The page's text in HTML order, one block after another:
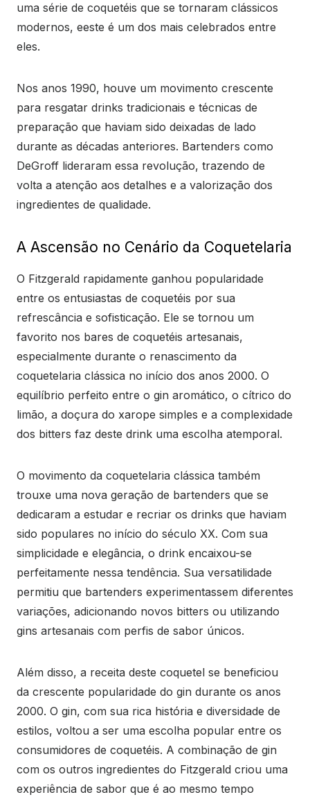
uma série de coquetéis que se tornaram clássicos
modernos, eeste é um dos mais celebrados entre
eles.
Nos anos 1990, houve um movimento crescente
para resgatar drinks tradicionais e técnicas de
preparação que haviam sido deixadas de lado
durante as décadas anteriores. Bartenders como
DeGroff lideraram essa revolução, trazendo de
volta a atenção aos detalhes e a valorização dos
ingredientes de qualidade.
A Ascensão no Cenário da Coquetelaria
O Fitzgerald rapidamente ganhou popularidade
entre os entusiastas de coquetéis por sua
refrescância e sofisticação. Ele se tornou um
favorito nos bares de coquetéis artesanais,
especialmente durante o renascimento da
coquetelaria clássica no início dos anos 2000. O
equilíbrio perfeito entre o gin aromático, o cítrico do
limão, a doçura do xarope simples e a complexidade
dos bitters faz deste drink uma escolha atemporal.
O movimento da coquetelaria clássica também
trouxe uma nova geração de bartenders que se
dedicaram a estudar e recriar os drinks que haviam
sido populares no início do século XX. Com sua
simplicidade e elegância, o drink encaixou-se
perfeitamente nessa tendência. Sua versatilidade
permitiu que bartenders experimentassem diferentes
variações, adicionando novos bitters ou utilizando
gins artesanais com perfis de sabor únicos.
Além disso, a receita deste coquetel se beneficiou
da crescente popularidade do gin durante os anos
2000. O gin, com sua rica história e diversidade de
estilos, voltou a ser uma escolha popular entre os
consumidores de coquetéis. A combinação de gin
com os outros ingredientes do Fitzgerald criou uma
experiência de sabor que é ao mesmo tempo